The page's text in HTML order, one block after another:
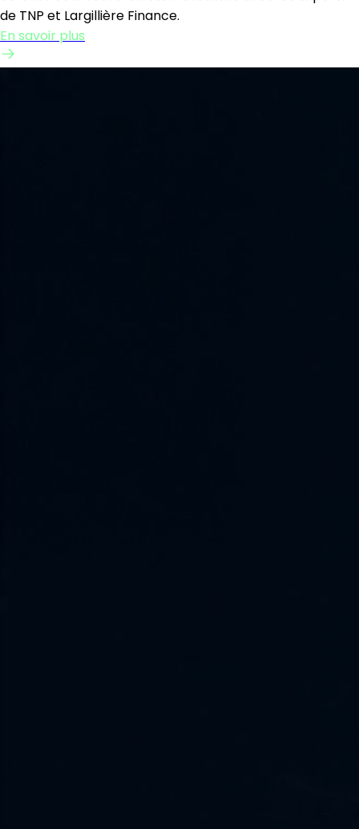
de TNP et Largillière Finance.
En savoir plus